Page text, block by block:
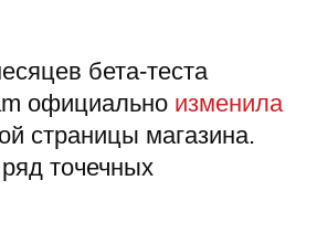
бета-теста
официально изменила
страницы магазина.
точечных